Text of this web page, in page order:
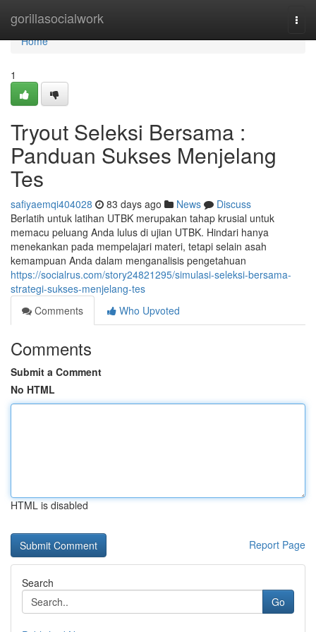
gorillasocialwork
Home
Home
1
Tryout Seleksi Bersama :
Panduan Sukses Menjelang
Tes
safiyaemqi404028 83 days ago News
Discuss
Berlatih untuk latihan UTBK merupakan tahap krusial untuk
memacu peluang Anda lulus di ujian UTBK. Hindari hanya
menekankan pada mempelajari materi, tetapi selain asah
kemampuan Anda dalam menganalisis pengetahuan
https://socialrus.com/story24821295/simulasi-seleksi-bersama-
strategi-sukses-menjelang-tes
Comments
Who Upvoted
Comments
Submit a Comment
No HTML
HTML is disabled
Report Page
Search
Go